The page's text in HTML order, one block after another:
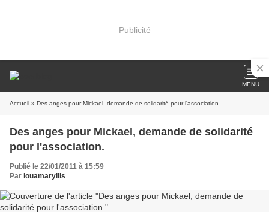
Publicité
MENU
Accueil » Des anges pour Mickael, demande de solidarité pour l'association.
Des anges pour Mickael, demande de solidarité
pour l'association.
Publié le 22/01/2011 à 15:59
Par louamaryllis